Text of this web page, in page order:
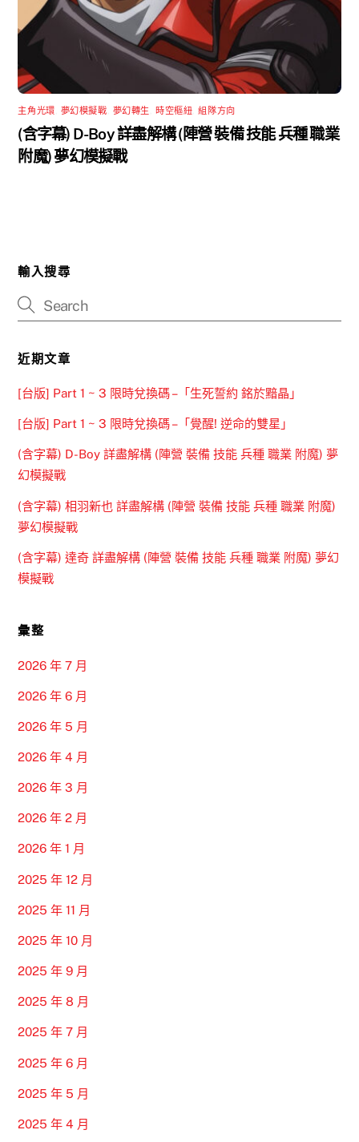
主角光環 夢幻模擬戰 夢幻轉生 ,時空樞紐 ,組隊方向
(含字幕) D-Boy 詳盡解構 (陣營 裝備 技能 兵種 職業
附魔) 夢幻模擬戰
輸入搜尋
近期文章
[台版] Part 1 ~ 3 限時兌換碼 –「生死誓約 銘於黯晶」
[台版] Part 1 ~ 3 限時兌換碼 –「覺醒! 逆命的雙星」
(含字幕) D-Boy 詳盡解構 (陣營 裝備 技能 兵種 職業 附魔) 夢
幻模擬戰
(含字幕) 相羽新也 詳盡解構 (陣營 裝備 技能 兵種 職業 附魔)
夢幻模擬戰
(含字幕) 達奇 詳盡解構 (陣營 裝備 技能 兵種 職業 附魔) 夢幻
模擬戰
彙整
2026 年 7 月
2026 年 6 月
2026 年 5 月
2026 年 4 月
2026 年 3 月
2026 年 2 月
2026 年 1 月
2025 年 12 月
2025 年 11 月
2025 年 10 月
2025 年 9 月
2025 年 8 月
2025 年 7 月
2025 年 6 月
2025 年 5 月
2025 年 4 月